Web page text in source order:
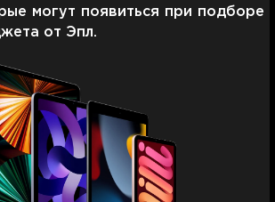
могут появиться при подборе
от Эпл.